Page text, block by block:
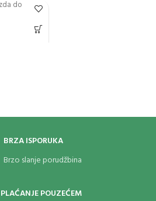
do
do
BRZA ISPORUKA
Brzo slanje porudžbina
PLAĆANJE POUZEĆEM